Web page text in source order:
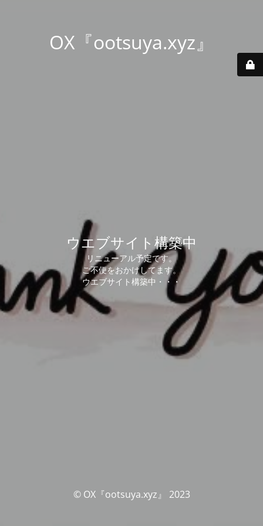
OX『ootsuya.xyz』
ウエブサイト構築中
リニューアル予定です。
ご不便をおかけしてます。
ウエブサイト構築中・・・
© OX『ootsuya.xyz』 2023